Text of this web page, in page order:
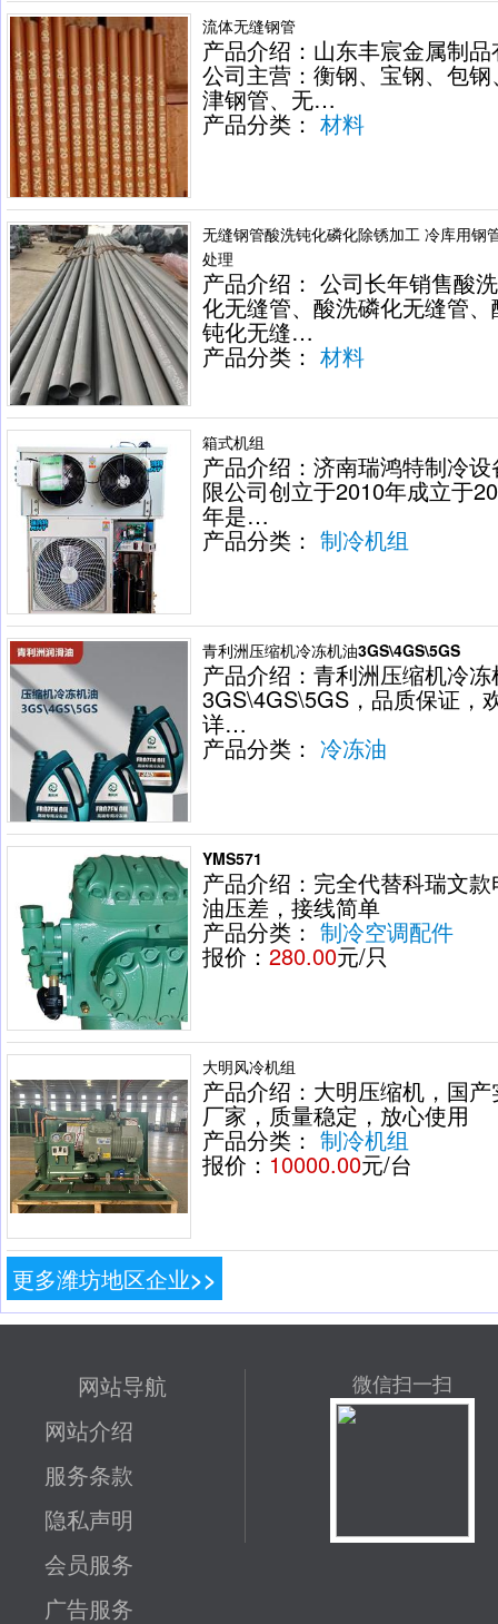
流体无缝钢管
产品介绍：山东丰宸金属制品
公司主营：衡钢、宝钢、包钢
津钢管、无…
产品分类： 材料
无缝钢管酸洗钝化磷化除锈加工 冷库用钢
处理
产品介绍： 公司长年销售酸
化无缝管、酸洗磷化无缝管、
钝化无缝…
产品分类： 材料
箱式机组
产品介绍：济南瑞鸿特制冷设
限公司创立于2010年成立于
年是…
产品分类： 制冷机组
青利洲压缩机冷冻机油3GS\4GS\5GS
产品介绍：青利洲压缩机冷冻
3GS\4GS\5GS，品质保证，
详…
产品分类： 冷冻油
YMS571
产品介绍：完全代替科瑞文款
油压差，接线简单
产品分类： 制冷空调配件
报价： 280.00元/只
大明风冷机组
产品介绍：大明压缩机，国产
厂家，质量稳定，放心使用
产品分类： 制冷机组
报价： 10000.00元/台
更多潍坊地区企业>>
网站导航
网站介绍
服务条款
隐私声明
会员服务
广告服务
微信扫一扫